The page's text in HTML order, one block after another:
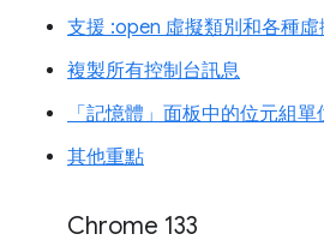
支援 :open 虛擬類別和各種
複製所有控制台訊息
「記憶體」面板中的位元組單
其他重點
Chrome 133